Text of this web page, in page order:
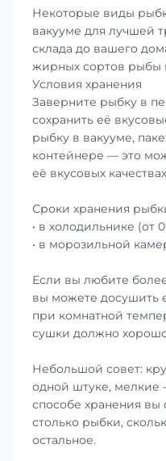
Некоторые виды
вакууме для лучшей
склада до вашего
жирных сортов рыбы
Условия хранения
Заверните рыбку в
сохранить её
рыбку в вакууме,
контейнере — это
её вкусовых
Сроки хранения
• в холодильнике (от
• в морозильной
Если вы любите
вы можете досушить
при комнатной
сушки должно
Небольшой совет:
одной штуке, мелкие
способе хранения
столько рыбки,
остальное.